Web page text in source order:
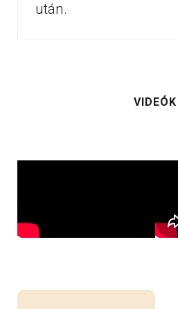
után.
VIDEÓK